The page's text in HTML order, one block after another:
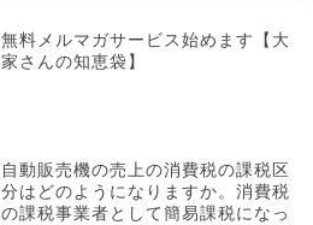
無料メルマガサービス始めます【大
家さんの知恵袋】
自動販売機の売上の消費税の課税区
分はどのようになりますか。消費税
の課税事業者として簡易課税になっ